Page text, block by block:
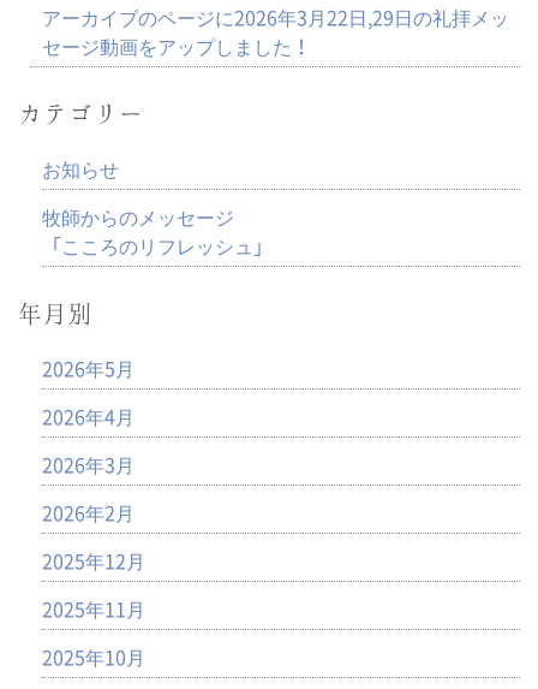
アーカイブのページに2026年3月22日,29日の礼拝メッ
セージ動画をアップしました！
カテゴリー
お知らせ
牧師からのメッセージ
「こころのリフレッシュ」
年月別
2026年5月
2026年4月
2026年3月
2026年2月
2025年12月
2025年11月
2025年10月